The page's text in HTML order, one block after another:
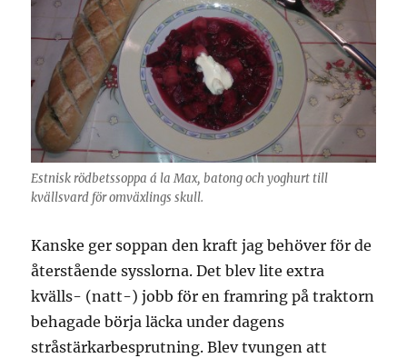
Estnisk rödbetssoppa á la Max, batong och yoghurt till
kvällsvard för omväxlings skull.
Kanske ger soppan den kraft jag behöver för de
återstående sysslorna. Det blev lite extra
kvälls- (natt-) jobb för en framring på traktorn
behagade börja läcka under dagens
stråstärkarbesprutning. Blev tvungen att